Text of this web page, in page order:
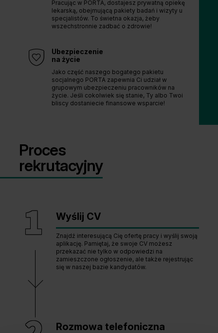
Pracując w PORTA, dostajesz prywatną opiekę
lekarską, obejmującą pakiety badań i wizyty u
specjalistów. To świetna okazja, żeby
wszechstronnie zadbać o zdrowie!
Ubezpieczenie
na życie
Jako część naszego bogatego pakietu
socjalnego PORTA zapewnia Ci udział w
grupowym ubezpieczeniu pracowników na
życie. Jeśli cokolwiek się stanie, Ty albo Twoi
bliscy dostaniecie finansowe wsparcie!
Proces
rekrutacyjny
Wyślij CV
Znajdź interesującą Cię ofertę pracy i wyślij swoją
aplikację. Pamiętaj, że swoje CV możesz
przekazać nie tylko w odpowiedzi na
zamieszczone ogłoszenie, ale także rejestrując
się w naszej bazie kandydatów.
Rozmowa telefoniczna